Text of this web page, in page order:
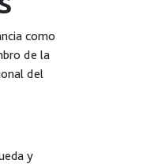
como
de la
del
y